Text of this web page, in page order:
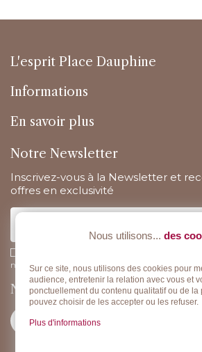
L'esprit Place Dauphine
Informations
En savoir plus
Notre Newsletter
Inscrivez-vous à la Newsletter et
offres en exclusivité
mes données personnelles.Lire la politique de
Nous suivre
Nous utilisons... des
Sur ce site, nous utilisons des cookies pour
audience, entretenir la relation avec vous et
ponctuellement du contenu qualitatif ou de la
pouvez choisir de les accepter ou les refuser.
Plus d'informations